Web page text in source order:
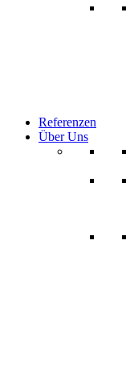
Referenzen
Über Uns